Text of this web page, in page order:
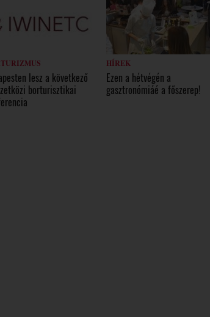
lesz a következő
borturisztikai
HÍREK
Ezen a hétvégén a
gasztronómiáé a főszerep!